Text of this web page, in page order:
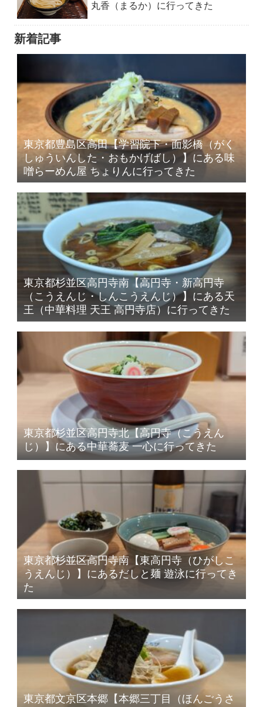
丸香（まるか）に行ってきた
新着記事
東京都豊島区高田【学習院下・面影橋（がく
しゅういんした・おもかげばし）】にある味
噌らーめん屋 ちょりんに行ってきた
東京都杉並区高円寺南【高円寺・新高円寺
（こうえんじ・しんこうえんじ）】にある天
王（中華料理 天王 高円寺店）に行ってきた
東京都杉並区高円寺北【高円寺（こうえん
じ）】にある中華蕎麦 一心に行ってきた
東京都杉並区高円寺南【東高円寺（ひがしこ
うえんじ）】にあるだしと麺 遊泳に行ってき
た
東京都文京区本郷【本郷三丁目（ほんごうさ